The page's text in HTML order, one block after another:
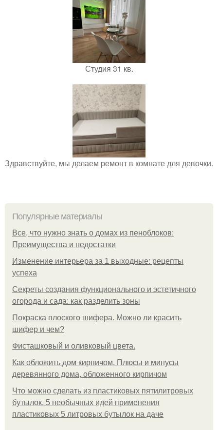
Студия 31 кв.
Здравствуйте, мы делаем ремонт в комнате для девочки.
Популярные материалы
Все, что нужно знать о домах из пеноблоков:
Преимущества и недостатки
Изменение интерьера за 1 выходные: рецепты
успеха
Секреты создания функционального и эстетичного
огорода и сада: как разделить зоны
Покраска плоского шифера. Можно ли красить
шифер и чем?
Фисташковый и оливковый цвета.
Как обложить дом кирпичом. Плюсы и минусы
деревянного дома, обложенного кирпичом
Что можно сделать из пластиковых пятилитровых
бутылок. 5 необычных идей применения
пластиковых 5 литровых бутылок на даче